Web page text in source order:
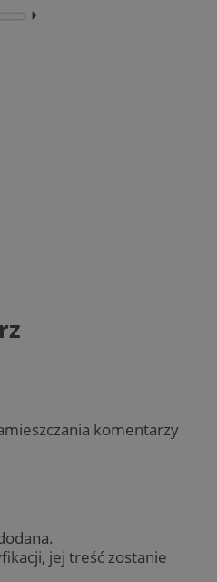
⏵︎
komentarzy
jej treść zostanie